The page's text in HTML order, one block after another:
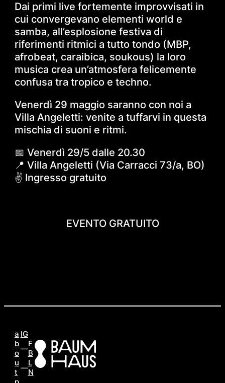
Dai primi live fortemente improvvisati in
cui convergevano elementi world e
samba, all’esplosione festiva di
riferimenti ritmici a tutto tondo (MBP,
afrobeat, caraibica, soukous) la loro
musica crea un’atmosfera felicemente
confusa tra tropico e techno.
Venerdì 29 maggio saranno con noi a
Villa Angeletti: venite a tuffarvi in questa
mischia di suoni e ritmi.
📅 Venerdì 29/5 dalle 20.30
📍 Villa Angeletti (Via Carracci 73/a, BO)
✌️ Ingresso gratuito
EVENTO GRATUITO
a
b
o
u
t
IG
F
B
L
N